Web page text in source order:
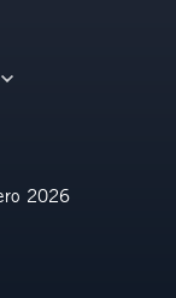
2026